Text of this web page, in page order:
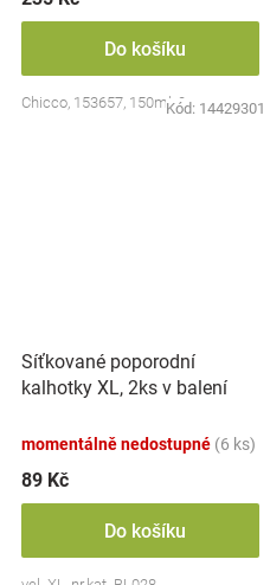
Do košíku
Chicco, 153657, 150ml, 0m+
Kód: 14429301
Síťkované poporodní
kalhotky XL, 2ks v balení
momentálně nedostupné (6 ks)
89 Kč
Do košíku